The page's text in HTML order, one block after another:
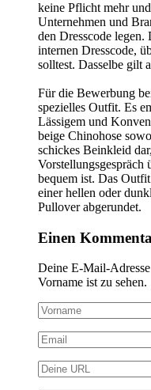
keine Pflicht mehr
Unternehmen und
den Dresscode legen.
internen Dresscode,
solltest. Dasselbe gilt
Für die Bewerbung
spezielles Outfit. Es
Lässigem und
beige Chinohose
schickes Beinkleid
Vorstellungsgespräch
bequem ist. Das
einer hellen oder
Pullover abgerundet.
Einen
Deine E-Mail-
Vorname ist zu sehen.